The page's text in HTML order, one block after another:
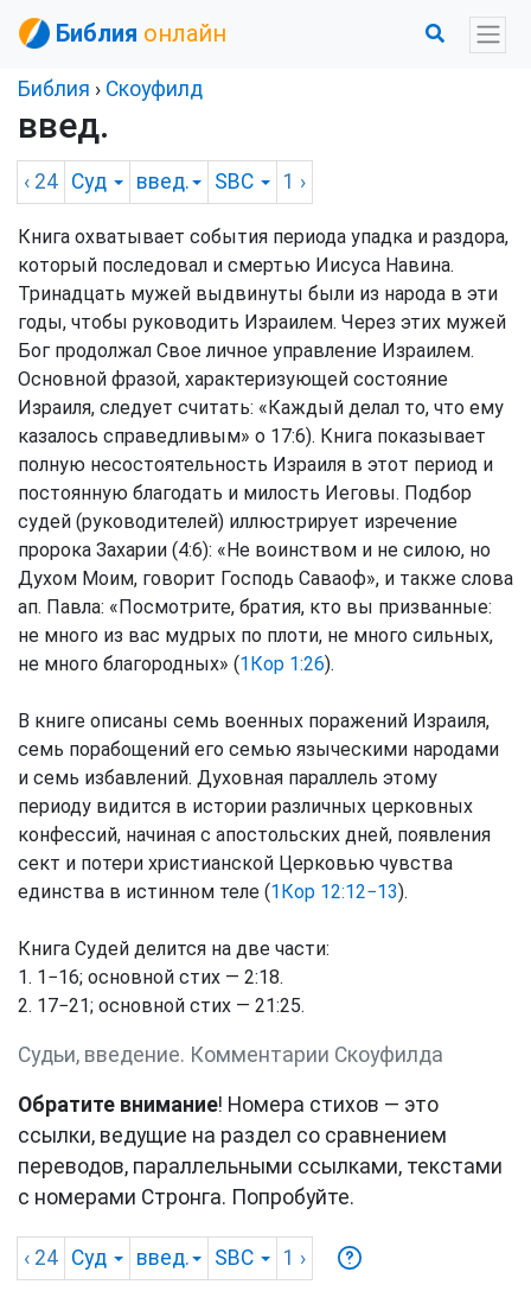
Библия онлайн
Библия › Скоуфилд
введ.
‹ 24 Суд введ. SBC 1 ›
Книга охватывает события периода упадка и раздора,
который последовал и смертью Иисуса Навина.
Тринадцать мужей выдвинуты были из народа в эти
годы, чтобы руководить Израилем. Через этих мужей
Бог продолжал Свое личное управление Израилем.
Основной фразой, характеризующей состояние
Израиля, следует считать: «Каждый делал то, что ему
казалось справедливым» о 17:6). Книга показывает
полную несостоятельность Израиля в этот период и
постоянную благодать и милость Иеговы. Подбор
судей (руководителей) иллюстрирует изречение
пророка Захарии (4:6): «Не воинством и не силою, но
Духом Моим, говорит Господь Саваоф», и также слова
ап. Павла: «Посмотрите, братия, кто вы призванные:
не много из вас мудрых по плоти, не много сильных,
не много благородных» (1Кор 1:26).
В книге описаны семь военных поражений Израиля,
семь порабощений его семью языческими народами
и семь избавлений. Духовная параллель этому
периоду видится в истории различных церковных
конфессий, начиная с апостольских дней, появления
сект и потери христианской Церковью чувства
единства в истинном теле (1Кор 12:12−13).
Книга Судей делится на две части:
1. 1−16; основной стих — 2:18.
2. 17−21; основной стих — 21:25.
Судьи, введение. Комментарии Скоуфилда
Обратите внимание! Номера стихов — это
ссылки, ведущие на раздел со сравнением
переводов, параллельными ссылками, текстами
с номерами Стронга. Попробуйте.
‹ 24 Суд введ. SBC 1 ›